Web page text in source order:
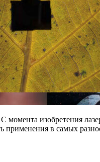
изобретения
применения в самых